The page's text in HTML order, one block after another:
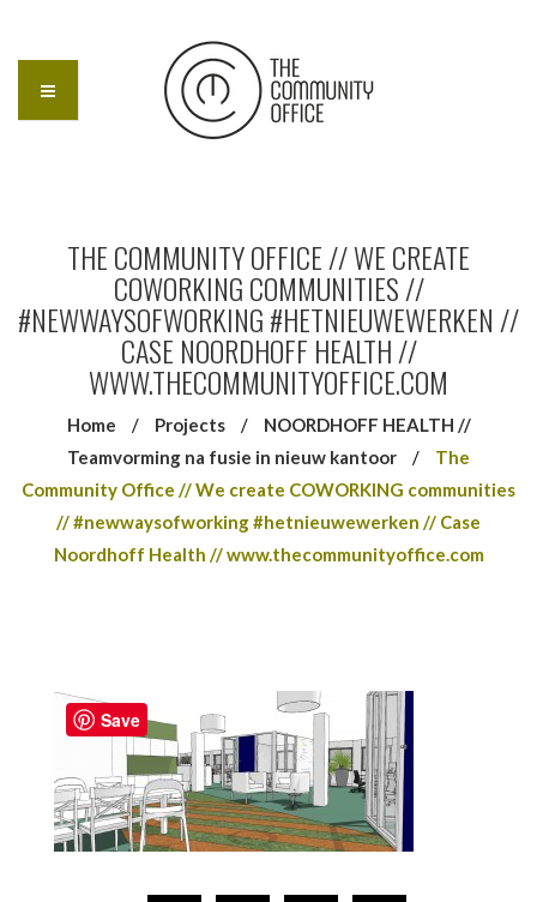
THE COMMUNITY OFFICE // WE CREATE
COWORKING COMMUNITIES //
#NEWWAYSOFWORKING #HETNIEUWEWERKEN //
CASE NOORDHOFF HEALTH //
WWW.THECOMMUNITYOFFICE.COM
Home / Projects /
NOORDHOFF HEALTH //
Teamvorming na fusie in nieuw kantoor
/
The
Community Office // We create COWORKING communities
// #newwaysofworking #hetnieuwewerken // Case
Noordhoff Health // www.thecommunityoffice.com
Save